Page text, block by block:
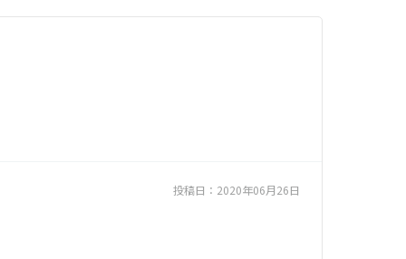
投稿日： 2020年06月26日